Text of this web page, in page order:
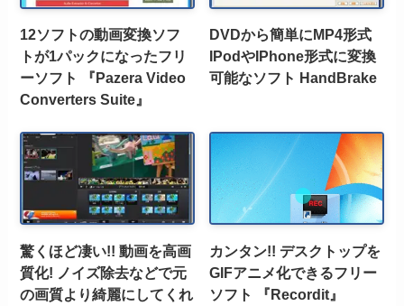
12ソフトの動画変換ソフ
トが1パックになったフリ
ーソフト 『Pazera Video
Converters Suite』
DVDから簡単にMP4形式
IPodやIPhone形式に変換
可能なソフト HandBrake
驚くほど凄い!! 動画を高画
質化! ノイズ除去などで元
の画質より綺麗にしてくれ
カンタン!! デスクトップを
GIFアニメ化できるフリー
ソフト 『Recordit』